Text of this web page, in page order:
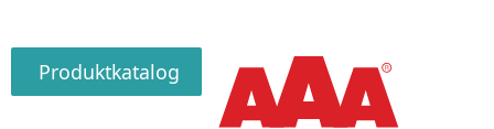
Produktkatalog